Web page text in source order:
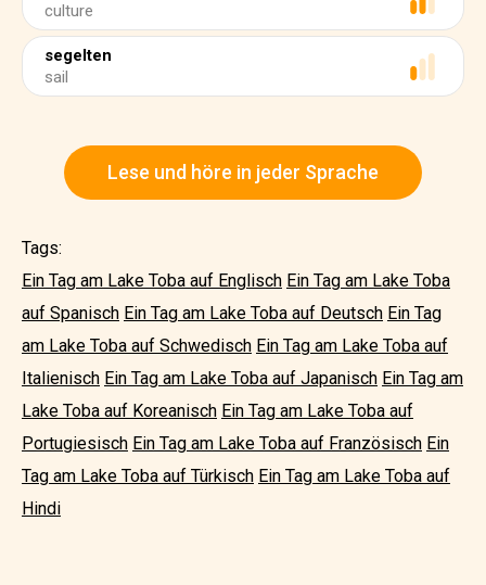
culture
segelten
sail
Lese und höre in jeder Sprache
Tags:
Ein Tag am Lake Toba auf Englisch Ein Tag am Lake Toba
auf Spanisch Ein Tag am Lake Toba auf Deutsch Ein Tag
am Lake Toba auf Schwedisch Ein Tag am Lake Toba auf
Italienisch Ein Tag am Lake Toba auf Japanisch Ein Tag am
Lake Toba auf Koreanisch Ein Tag am Lake Toba auf
Portugiesisch Ein Tag am Lake Toba auf Französisch Ein
Tag am Lake Toba auf Türkisch Ein Tag am Lake Toba auf
Hindi